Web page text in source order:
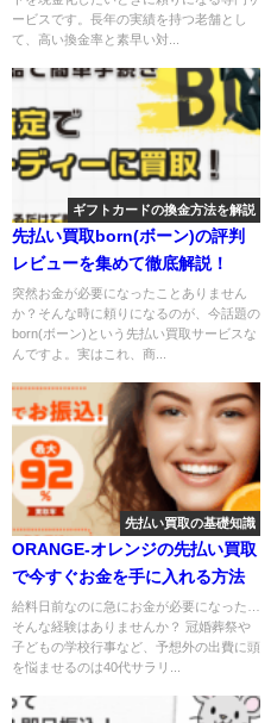
ービスです。長年の実績を持つ老舗とし
て、高い換金率と素早い対...
ギフトカードの換金方法を解説
先払い買取born(ボーン)の評判
レビューを集めて徹底解説！
突然お金が必要になったことありません
か？そんな時に頼りになるのが、今話題の
born(ボーン)という先払い買取サービスな
んですよ。実はこれ、商...
先払い買取の基礎知識
ORANGE-オレンジの先払い買取
で今すぐお金を手に入れる方法
給料日前なのに急にお金が必要になった…
そんな経験はありませんか？ 冠婚葬祭や
子どもの学校行事など、予想外の出費に頭
を悩ませるのは40代サラリ...